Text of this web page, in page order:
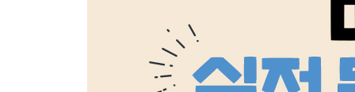
03 휴대 전화 가게 1